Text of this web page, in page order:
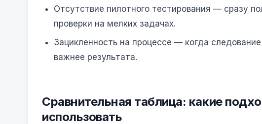
Отсутствие пилотного тестирования — сразу
проверки на мелких задачах.
Зацикленность на процессе — когда
важнее результата.
Сравнительная таблица: какие
использовать